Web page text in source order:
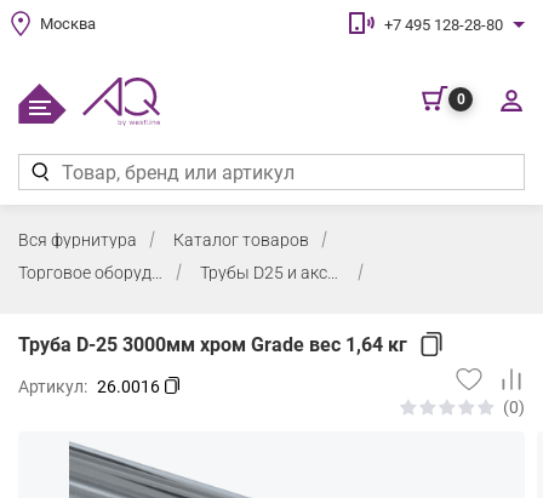
Москва +7 495 128-28-80
0
Вся фурнитура
Каталог товаров
Торговое оборудование
Трубы D25 и аксессуары
Труба D-25 3000мм хром Grade вес 1,64 кг
Артикул: 26.0016
(0)